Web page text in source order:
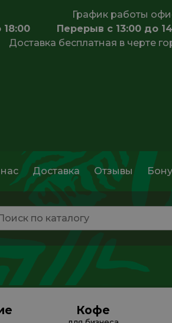
График работы
18:00 Перерыв с 13:00 до
Доставка бесплатная в черте
Доставка Отзывы
Кофе